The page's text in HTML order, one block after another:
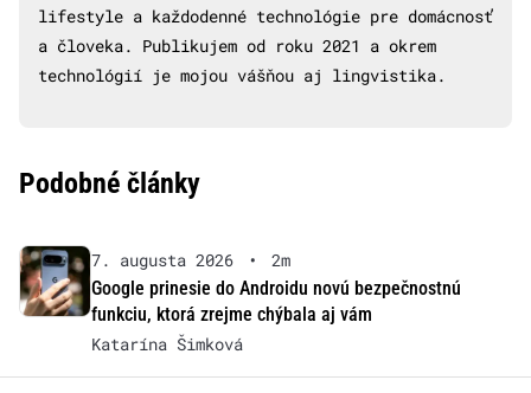
lifestyle a každodenné technológie pre domácnosť
a človeka. Publikujem od roku 2021 a okrem
technológií je mojou vášňou aj lingvistika.
Podobné články
7. augusta 2026 •
2m
Google prinesie do Androidu novú bezpečnostnú
funkciu, ktorá zrejme chýbala aj vám
Katarína Šimková